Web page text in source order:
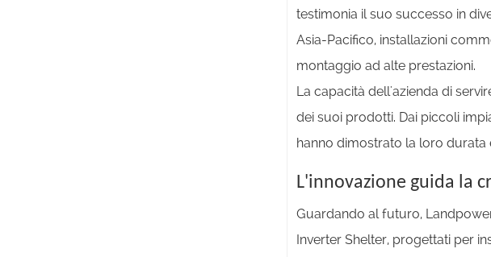
testimonia il suo successo in
Asia-Pacifico, installazioni
montaggio ad alte prestazioni.
La capacità dell'azienda di
dei suoi prodotti. Dai piccoli
hanno dimostrato la loro durata
L'innovazione guida la
Guardando al futuro,
Inverter Shelter, progettati per